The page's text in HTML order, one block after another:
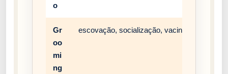
o
Gr
oo
mi
ng
escovação, socialização, vacinação e rotina